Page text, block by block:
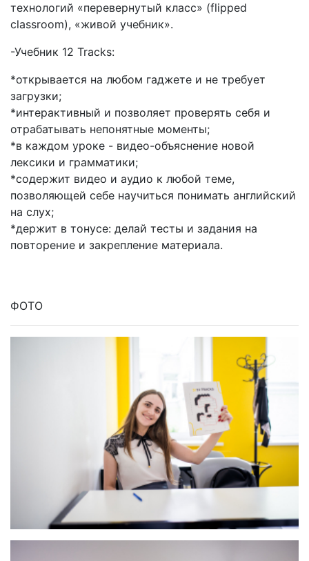
технологий «перевернутый класс» (flipped
classroom), «живой учебник».
-Учебник 12 Tracks:
*открывается на любом гаджете и не требует
загрузки;
*интерактивный и позволяет проверять себя и
отрабатывать непонятные моменты;
*в каждом уроке - видео-объяснение новой
лексики и грамматики;
*содержит видео и аудио к любой теме,
позволяющей себе научиться понимать английский
на слух;
*держит в тонусе: делай тесты и задания на
повторение и закрепление материала.
ФОТО